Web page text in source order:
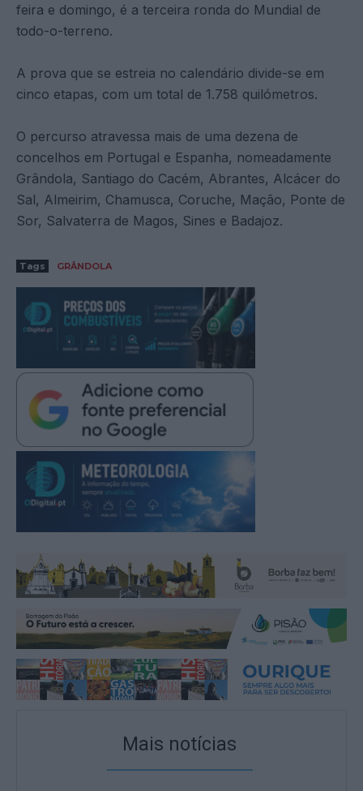
feira e domingo, é a terceira ronda do Mundial de
todo-o-terreno.
A prova que se estreia no calendário divide-se em
cinco etapas, com um total de 1.758 quilómetros.
O percurso atravessa mais de uma dezena de
concelhos em Portugal e Espanha, nomeadamente
Grândola, Santiago do Cacém, Abrantes, Alcácer do
Sal, Almeirim, Chamusca, Coruche, Mação, Ponte de
Sor, Salvaterra de Magos, Sines e Badajoz.
Tags GRÂNDOLA
Mais notícias